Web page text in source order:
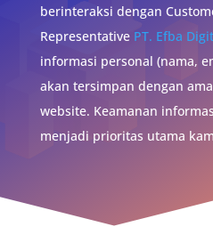
berinteraksi dengan
Representative PT. Efba
informasi personal (nama,
akan tersimpan dengan
website. Keamanan
menjadi prioritas utama